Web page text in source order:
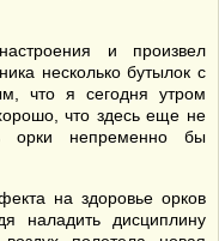
и произвел
несколько бутылок с
что я сегодня утром
что здесь еще не
орки непременно бы
на здоровье орков
наладить дисциплину